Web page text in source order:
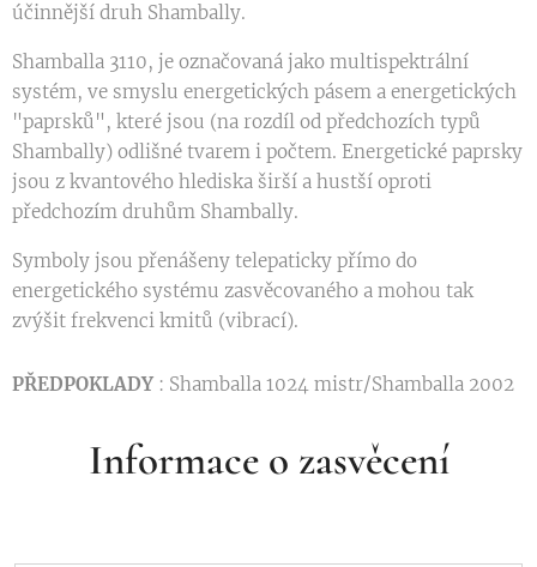
účinnější druh Shambally.
Shamballa 3110, je označovaná jako multispektrální
systém, ve smyslu energetických pásem a energetických
"paprsků", které jsou (na rozdíl od předchozích typů
Shambally) odlišné tvarem i počtem. Energetické paprsky
jsou z kvantového hlediska širší a hustší oproti
předchozím druhům Shambally.
Symboly jsou přenášeny telepaticky přímo do
energetického systému zasvěcovaného a mohou tak
zvýšit frekvenci kmitů (vibrací).
PŘEDPOKLADY : Shamballa 1024 mistr/Shamballa 2002
Informace o zasvěcení